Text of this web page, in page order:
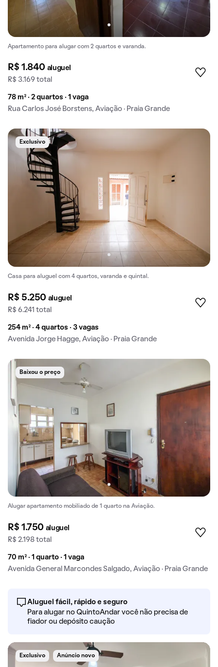
Apartamento para alugar com 2 quartos e varanda.
R$ 1.840 aluguel
R$ 3.169 total
78 m² · 2 quartos · 1 vaga
Rua Carlos José Borstens, Aviação · Praia Grande
Exclusivo
Casa para aluguel com 4 quartos, varanda e quintal.
R$ 5.250 aluguel
R$ 6.241 total
254 m² · 4 quartos · 3 vagas
Avenida Jorge Hagge, Aviação · Praia Grande
Baixou o preço
Alugar apartamento mobiliado de 1 quarto na Aviação.
R$ 1.750 aluguel
R$ 2.198 total
70 m² · 1 quarto · 1 vaga
Avenida General Marcondes Salgado, Aviação · Praia Grande
Aluguel fácil, rápido e seguro
Para alugar no QuintoAndar você não precisa de
fiador ou depósito caução
Exclusivo Anúncio novo